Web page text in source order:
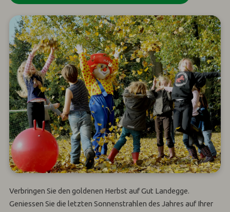
Verbringen Sie den goldenen Herbst auf Gut Landegge.
Geniessen Sie die letzten Sonnenstrahlen des Jahres auf Ihrer